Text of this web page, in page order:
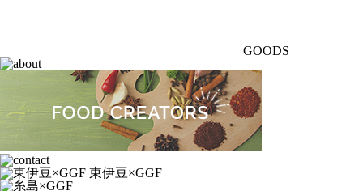
GOODS